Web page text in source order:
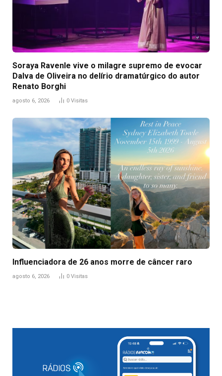
Soraya Ravenle vive o milagre supremo de evocar
Dalva de Oliveira no delírio dramatúrgico do autor
Renato Borghi
agosto 6, 2026 0 Visitas
Influenciadora de 26 anos morre de câncer raro
agosto 6, 2026 0 Visitas